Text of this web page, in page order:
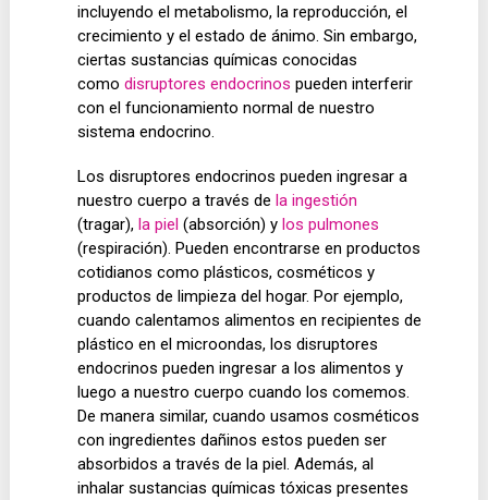
incluyendo el metabolismo, la reproducción, el
crecimiento y el estado de ánimo. Sin embargo,
ciertas sustancias químicas conocidas
comodisruptores endocrinos pueden interferir
con el funcionamiento normal de nuestro
sistema endocrino.
Los disruptores endocrinos pueden ingresar a
nuestro cuerpo a través de la ingestión
(tragar), la piel (absorción) y los pulmones
(respiración). Pueden encontrarse en productos
cotidianos como plásticos, cosméticos y
productos de limpieza del hogar. Por ejemplo,
cuando calentamos alimentos en recipientes de
plástico en el microondas, los disruptores
endocrinos pueden ingresar a los alimentos y
luego a nuestro cuerpo cuando los comemos.
De manera similar, cuando usamos cosméticos
con ingredientes dañinos estos pueden ser
absorbidos a través de la piel. Además, al
inhalar sustancias químicas tóxicas presentes